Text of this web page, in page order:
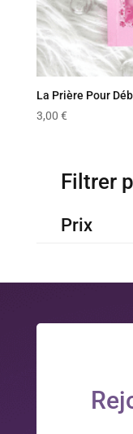
La Prière Pour
3,00 €
Filtrer
Prix